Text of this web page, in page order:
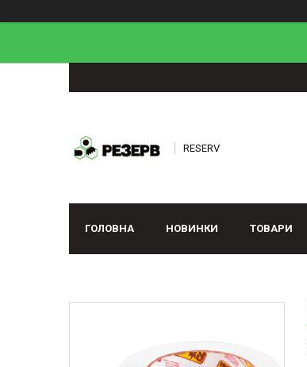
RESERV
ГОЛОВНА НОВИНКИ ТОВАРИ